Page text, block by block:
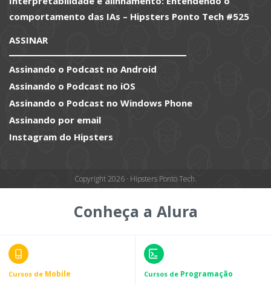
comportamento das IAs – Hipsters Ponto Tech #525
ASSINAR
Assinando o Podcast no Android
Assinando o Podcast no iOS
Assinando o Podcast no Windows Phone
Assinando por email
Instagram do Hipsters
Copyright 2026 · Hipsters Ponto Tech.
Conheça a Alura
Cursos de Mobile Cursos de Programação